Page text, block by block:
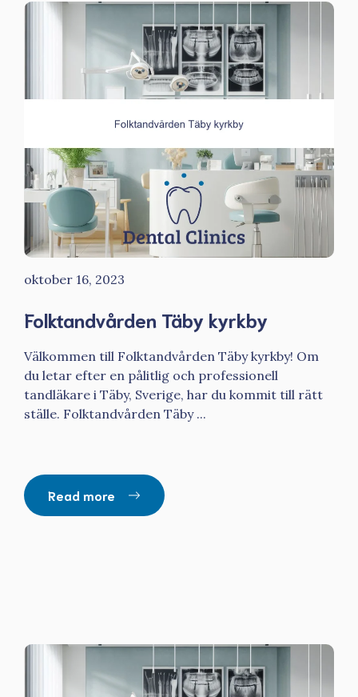
oktober 16, 2023
Folktandvården Täby kyrkby
Välkommen till Folktandvården Täby kyrkby! Om
du letar efter en pålitlig och professionell
tandläkare i Täby, Sverige, har du kommit till rätt
ställe. Folktandvården Täby ...
Read more